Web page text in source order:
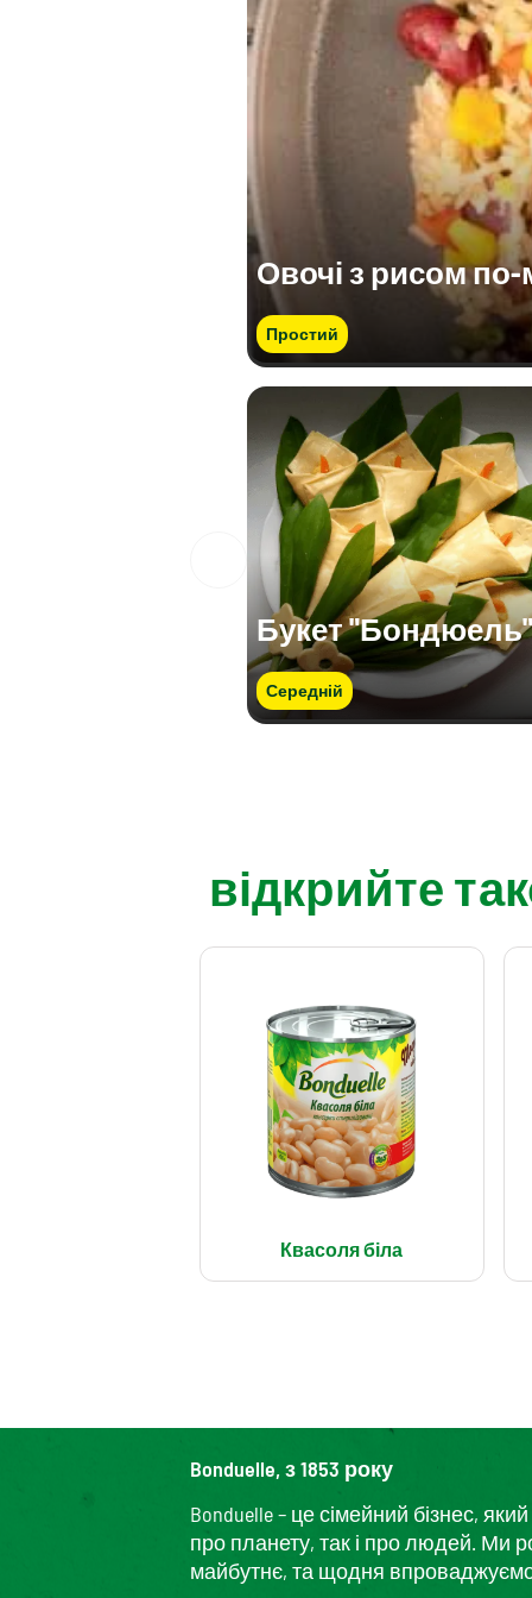
Овочі з рисом
Простий
Букет "Бондюель"
Середній
відкрийте
Квасоля біла
Bonduelle, з 1853 року
Bonduelle – це сімейний бізнес,
про планету, так і про людей. Ми
майбутнє, та щодня впроваджуємо